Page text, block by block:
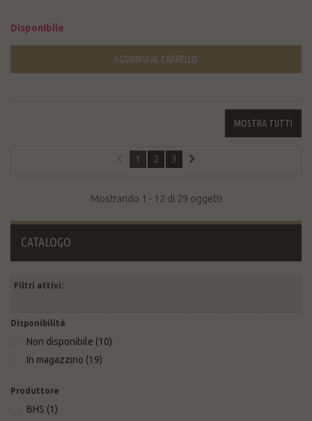
Disponibile
AGGIUNGI AL CARRELLO
MOSTRA TUTTI
1 2 3
Mostrando 1 - 12 di 29 oggetti
CATALOGO
Filtri attivi:
Disponibilità
Non disponibile (10)
In magazzino (19)
Produttore
BHS (1)